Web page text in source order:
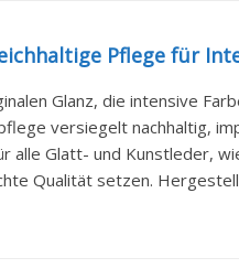
Pflege für
Glanz, die intensive
versiegelt nachhaltig,
alle Glatt- und Kunstleder,
Qualität setzen.